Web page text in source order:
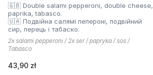
🇬🇧 Double salami pepperoni, double cheese,
paprika, tabasco.
🇺🇦 Подвійна салямі пепероні, подвійний
сир, перець і табаско.
2x salami pepperoni / 2x ser / papryka / sos /
Tabasco
43,90 zł